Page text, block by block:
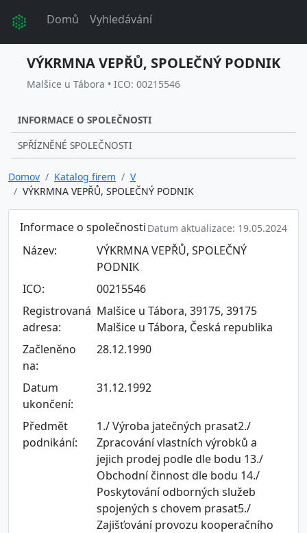
Domů Vyhledávání
VÝKRMNA VEPŘŮ, SPOLEČNÝ PODNIK
Malšice u Tábora • ICO: 00215546
INFORMACE O SPOLEČNOSTI
SPŘÍZNĚNÉ SPOLEČNOSTI
Domov Katalog firem
V
VÝKRMNA VEPŘŮ, SPOLEČNÝ PODNIK
Informace o společnosti Datum aktualizace: 19.05.2024
Název:
VÝKRMNA VEPŘŮ, SPOLEČNÝ
PODNIK
ICO:
00215546
Registrovaná
adresa:
Malšice u Tábora, 39175, 39175
Malšice u Tábora, Česká republika
Začleněno
na:
28.12.1990
Datum
ukončení:
31.12.1992
Předmět
podnikání:
1./ Výroba jatečných prasat2./
Zpracování vlastních výrobků a
jejich prodej podle dle bodu 13./
Obchodní činnost dle bodu 14./
Poskytování odborných služeb
spojených s chovem prasat5./
Zajišťování provozu kooperačního